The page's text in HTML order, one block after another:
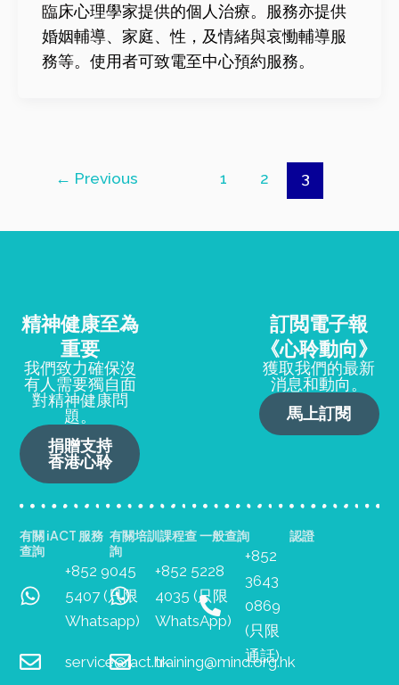
臨床心理學家提供的個人治療。服務亦提供
婚姻輔導、家庭、性，及情緒與哀慟輔導服
務等。使用者可致電至中心預約服務。
← Previous 1 2 3
精神健康至為
重要
我們致力確保沒
有人需要獨自面
對精神健康問
題。
捐贈支持
香港心聆
訂閲電子報
《心聆動向》
獲取我們的最新
消息和動向。
馬上訂閱
有關 iACT 服務
查詢
+852 9045
5407 (只限
Whatsapp)
service@iact.hk
有關培訓課程查
詢
+852 5228
4035 (只限
WhatsApp)
training@mind.org.hk
一般查詢
+852
3643
0869
(只限
通話)
認證